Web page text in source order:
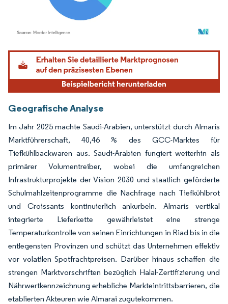
Bild © Mordor Intelligence. Wiederverwendung erfordert Namensnennung gemäß
Geografische Analyse
Im Jahr 2025 machte Saudi-Arabien, unterstützt durch Almaris
Marktführerschaft, 40,46 % des GCC-Marktes für
Tiefkühlbackwaren aus. Saudi-Arabien fungiert weiterhin als
primärer Volumentreiber, wobei die umfangreichen
Infrastrukturprojekte der Vision 2030 und staatlich geförderte
Schulmahlzeitenprogramme die Nachfrage nach Tiefkühlbrot
und Croissants kontinuierlich ankurbeln. Almaris vertikal
integrierte Lieferkette gewährleistet eine strenge
Temperaturkontrolle von seinen Einrichtungen in Riad bis in die
entlegensten Provinzen und schützt das Unternehmen effektiv
vor volatilen Spotfrachtpreisen. Darüber hinaus schaffen die
strengen Marktvorschriften bezüglich Halal-Zertifizierung und
Nährwertkennzeichnung erhebliche Markteintrittsbarrieren, die
etablierten Akteuren wie Almarai zugutekommen.